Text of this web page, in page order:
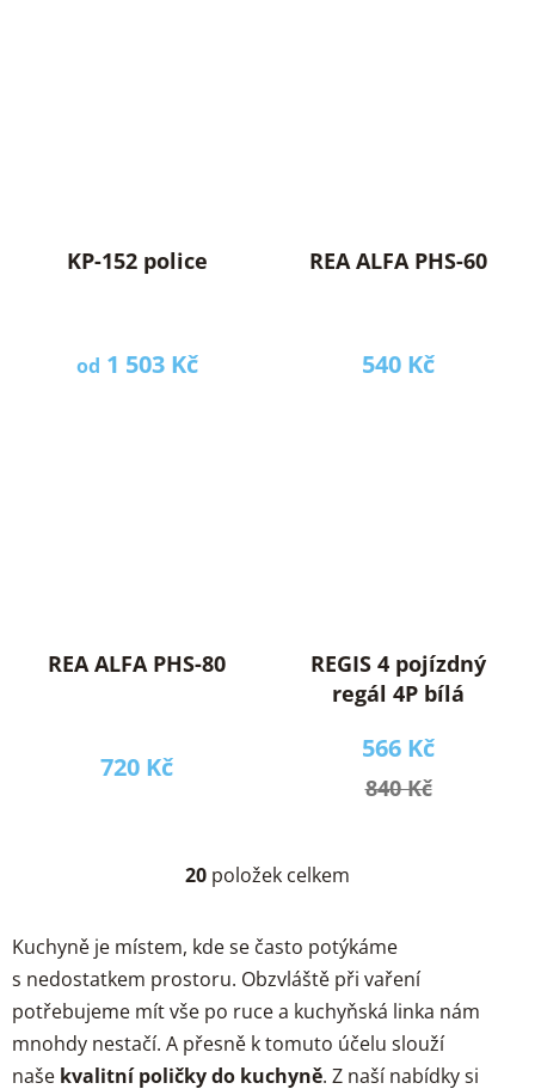
KP-152 police
od 1 503 Kč
REA ALFA PHS-60
540 Kč
REA ALFA PHS-80
720 Kč
REGIS 4 pojízdný
regál 4P bílá
566 Kč
840 Kč
O
l
d
a
c
í
20 položek celkem
Kuchyně je místem, kde se často potýkáme
s nedostatkem prostoru. Obzvláště při vaření
potřebujeme mít vše po ruce a kuchyňská linka nám
mnohdy nestačí. A přesně k tomuto účelu slouží
naše kvalitní poličky do kuchyně. Z naší nabídky si